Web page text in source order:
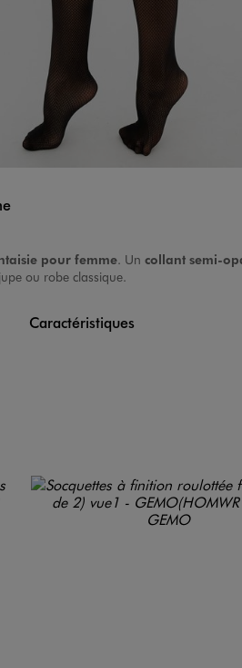
pour femme. Un collant semi-
ou robe classique.
Caractéristiques